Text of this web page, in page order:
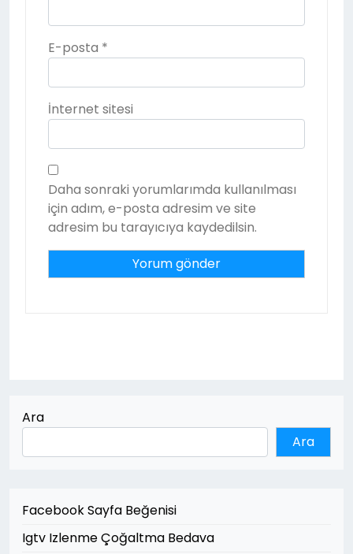
E-posta *
İnternet sitesi
Daha sonraki yorumlarımda kullanılması
için adım, e-posta adresim ve site
adresim bu tarayıcıya kaydedilsin.
Ara
Ara
Facebook Sayfa Beğenisi
Igtv Izlenme Çoğaltma Bedava